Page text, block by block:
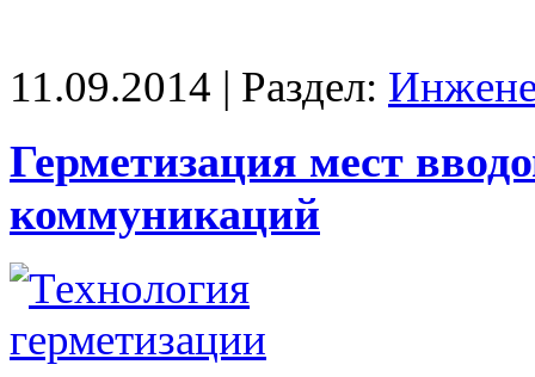
11.09.2014 | Раздел:
Герметизация мест
коммуникаций